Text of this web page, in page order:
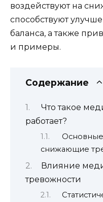
воздействуют на
способствуют
баланса, а также
и примеры.
Содержание
Что такое
работает?
снижающие
Влияние
тревожности